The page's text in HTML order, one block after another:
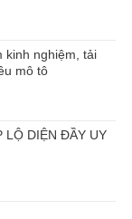
kinh nghiệm, tải
mô tô
LỘ DIỆN ĐẦY UY